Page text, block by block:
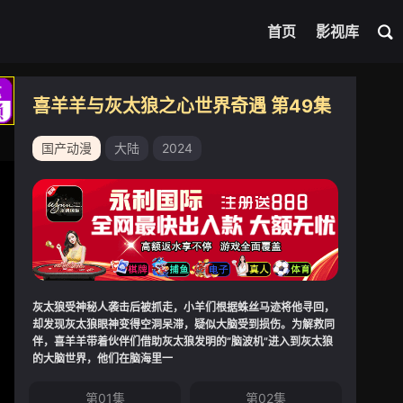
首页 影视库
喜羊羊与灰太狼之心世界奇遇 第49集
国产动漫 大陆 2024
灰太狼受神秘人袭击后被抓走，小羊们根据蛛丝马迹将他寻回，
却发现灰太狼眼神变得空洞呆滞，疑似大脑受到损伤。为解救同
伴，喜羊羊带着伙伴们借助灰太狼发明的“脑波机”进入到灰太狼
的大脑世界，他们在脑海里一
第01集 第02集